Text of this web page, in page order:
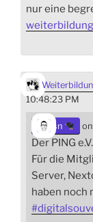
nur eine
10:48:23 PM
sn on
Der PING
Für die
Server,
haben noch
#